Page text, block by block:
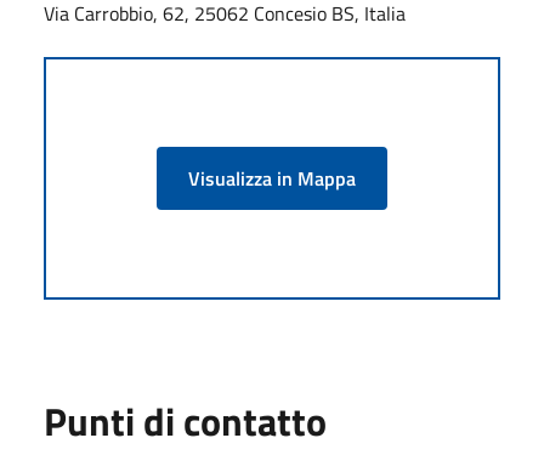
Via Carrobbio, 62, 25062 Concesio BS, Italia
Visualizza in Mappa
Punti di contatto